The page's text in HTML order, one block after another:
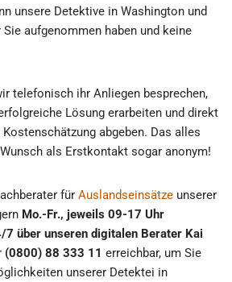
unsere Detektive in Washington und
aufgenommen haben und keine
telefonisch ihr Anliegen besprechen,
Lösung erarbeiten und direkt
abgeben. Das alles
als Erstkontakt sogar anonym!
für Auslandseinsätze unserer
Mo.-Fr., jeweils 09-17 Uhr
7 über unseren digitalen Berater Kai
(0800) 88 333 11 erreichbar, um Sie
unserer Detektei in